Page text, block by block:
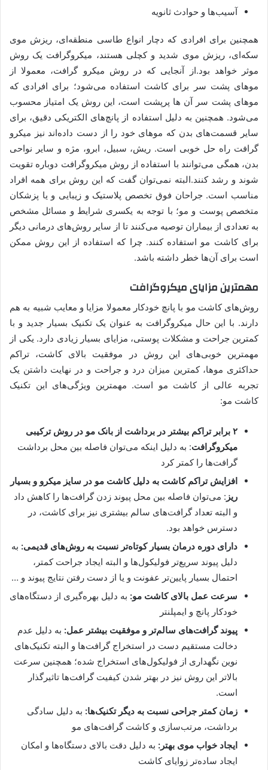
آسیب‌ها و حوادث ثانویه
همچنین برای افرادی که دچار انواع طاسی منطقه‌ای، ریزش موی
سکه‌ای، ریزش موی شدید و کچلی هستند، میکروگرافت یک روش
موثر خواهد بود.از آنجایی که در روش میکرو گرافت، معمولا از
موهای پشت سر برای کاشت استفاده می‌‌شود؛ برای افرادی که
موهای پشت سر آن ‌ها پرپشت است، این روش یک امتیاز محسوب
می‌شود. همچنین به دلیل استفاده از پانچ‌های الکتریکی دقیق، برای
سایر قسمت‌های بدن که موهای خود را از دست داده‌اند نیز میکرو
گرافت راه حل خوبی است. ریش، سبیل، ابرو، مژه و سایر نواحی
بدن، همگی می‌توانند با استفاده از روش میکروگرافت دوباره تقویت
شوند و رشد کنند.البته نمی‌‌توان گفت که این روش برای همه افراد
مناسب است. جراحان فوق تخصص پلاستیک و زیبایی و یا پزشکان
متخصص پوست و مو؛ با توجه به یکسری شرایط و مسائل مشخص
به تعدادی از بیماران توصیه می‌کنند تا از سایر روش‌های درمانی دیگر
برای کاشت مو استفاده کنند. چرا که استفاده از این روش ممکن
است برای آن‌‌ها خطر داشته باشد.
مهمترین مزایای میکروگرافت
روش‌های کاشت مو با پانچ خودکار معمولا مزایا و معایب شبیه به هم
دارند. با این حال میکروگرافت به عنوان یک تکنیک بسیار جدید و با
کمترین جراحت و مشکلات پوستی، مزایای بسیار زیادی دارد. یکی از
مهمترین خوبی‌های این روش در موفقیت بالای کاشت، تراکم
حداکثری موها، کمترین میزان درد و جراحت و در نهایت داشتن یک
تجربه عالی از کاشت مو است. مهمترین ویژگی‌های این تکنیک
کاشت مو:
۲ برابر تراکم بیشتر در برداشت از بانک مو در روش ترکیبی
میکروگرافت: به دلیل اینکه می‌توان فاصله بین محل برداشت
گرافت‌ها را کمتر کرد
افزایش تراکم کاشت به دلیل کاشت مو در سایز میکرو و بسیار
ریز : می‌توان فاصله بین محل پیوند زدن گرافت‌ها را کاهش داد
و البته تعداد گرافت‌های سالم بیشتری نیز برای کاشت، در
دسترس خواهد بود.
دارای دوره درمان بسیار کوتاه‌تر نسبت به روش‌های قدیمی: به
دلیل پیوند سریع‌تر فولیکول‌ها و البته ایجاد جراحت کمتر،
احتمال بسیار پایین‌تر عفونت و یا از دست رفتن نتایج پیوند و …
سرعت عمل بالای کاشت مو: به دلیل بهره‌گیری از دستگاه‌های
خودکار پانچ و ایمپلنتر
پیوند گرافت‌های سالم‌تر و موفقیت بیشتر عمل: به دلیل عدم
دخالت مستقیم دست در استخراج گرافت‌ها و البته تکنیک‌های
نوین نگهداری از فولیکول‌های استخراج شده؛ همچنین سرعت
بالاتر این روش نیز در بهتر شدن کیفیت گرافت‌ها تاثیرگذار
است.
زمان کمتر جراحی نسبت به دیگر تکنیک‌ها: به دلیل سادگی
برداشت، مرتب‌سازی و کاشت گرافت‌های مو
ایجاد خواب موی بهتر: به دلیل دقت بالای دستگاه‌ها و امکان
ایجاد ساده‌تر زوایای کاشت